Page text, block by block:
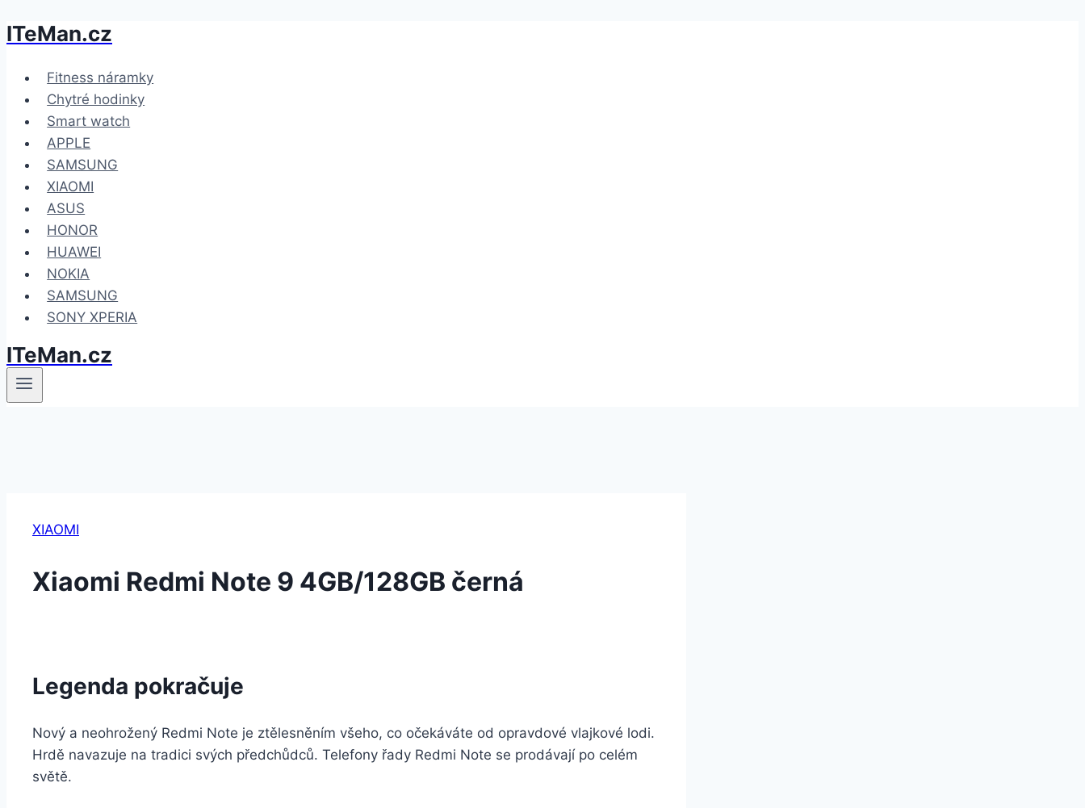
Přeskočit
obsah
ITeMan.cz
Fitness náramky
Chytré hodinky
Smart watch
APPLE
SAMSUNG
XIAOMI
ASUS
HONOR
HUAWEI
NOKIA
SAMSUNG
SONY XPERIA
ITeMan.cz
XIAOMI
Xiaomi Redmi Note 9 4GB/128GB černá
Legenda pokračuje
Nový a neohrožený Redmi Note je ztělesněním všeho, co očekáváte od opravdové vlajkové lodi.
Hrdě navazuje na tradici svých předchůdců. Telefony řady Redmi Note se prodávají po celém
světě.